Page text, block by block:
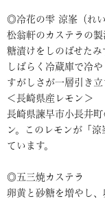
◎冷花の雫 涼峯（れい
松翁軒のカステラの
糖漬けをしのばせたみ
しばらく冷蔵庫で冷
すがしさが一層引き立
＜長崎県産レモン＞
長崎県諫早市小長井
ン。このレモンが「
ています。
◎五三焼カステラ
卵黄と砂糖を増やし